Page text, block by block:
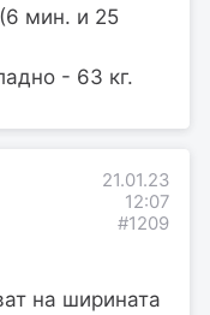
мин. и 25
- 63 кг.
21.01.23
12:07
#1209
на ширината